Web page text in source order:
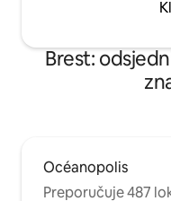
Brest:
Océanopolis
Preporučuje 487